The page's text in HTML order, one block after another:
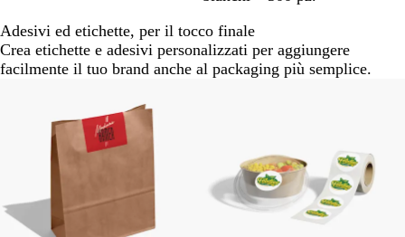
Adesivi ed etichette, per il tocco finale
Crea etichette e adesivi personalizzati per aggiungere
facilmente il tuo brand anche al packaging più semplice.